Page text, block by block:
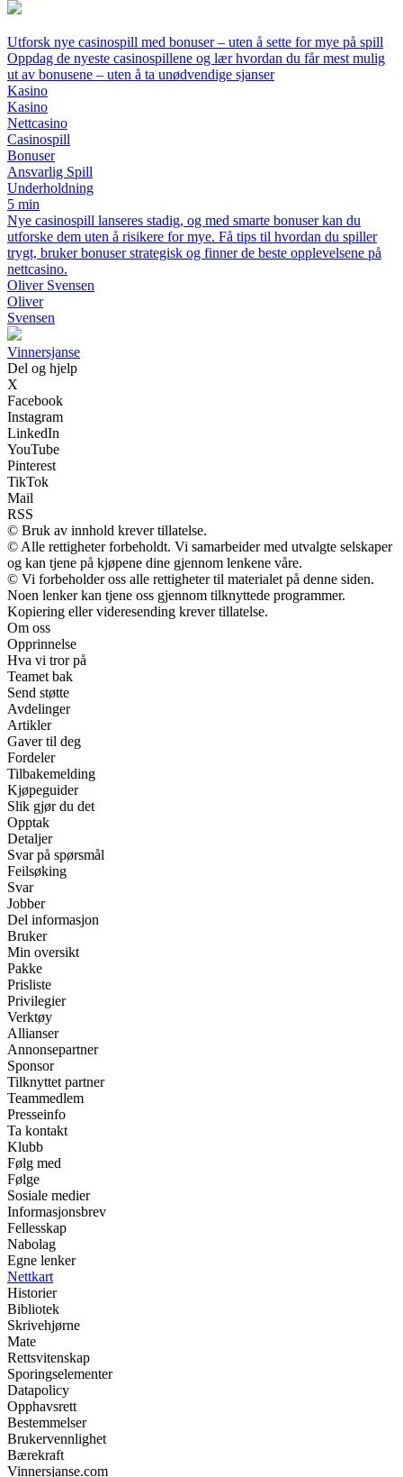
Utforsk nye casinospill med bonuser – uten å sette for mye på spill
Oppdag de nyeste casinospillene og lær hvordan du får mest mulig
ut av bonusene – uten å ta unødvendige sjanser
Kasino
Kasino
Nettcasino
Casinospill
Bonuser
Ansvarlig Spill
Underholdning
5 min
Nye casinospill lanseres stadig, og med smarte bonuser kan du
utforske dem uten å risikere for mye. Få tips til hvordan du spiller
trygt, bruker bonuser strategisk og finner de beste opplevelsene på
nettcasino.
Oliver Svensen
Oliver
Svensen
Vinnersjanse
Del og hjelp
X
Facebook
Instagram
LinkedIn
YouTube
Pinterest
TikTok
Mail
RSS
© Bruk av innhold krever tillatelse.
© Alle rettigheter forbeholdt. Vi samarbeider med utvalgte selskaper
og kan tjene på kjøpene dine gjennom lenkene våre.
© Vi forbeholder oss alle rettigheter til materialet på denne siden.
Noen lenker kan tjene oss gjennom tilknyttede programmer.
Kopiering eller videresending krever tillatelse.
Om oss
Opprinnelse
Hva vi tror på
Teamet bak
Send støtte
Avdelinger
Artikler
Gaver til deg
Fordeler
Tilbakemelding
Kjøpeguider
Slik gjør du det
Opptak
Detaljer
Svar på spørsmål
Feilsøking
Svar
Jobber
Del informasjon
Bruker
Min oversikt
Pakke
Prisliste
Privilegier
Verktøy
Allianser
Annonsepartner
Sponsor
Tilknyttet partner
Teammedlem
Presseinfo
Ta kontakt
Klubb
Følg med
Følge
Sosiale medier
Informasjonsbrev
Fellesskap
Nabolag
Egne lenker
Nettkart
Historier
Bibliotek
Skrivehjørne
Mate
Rettsvitenskap
Sporingselementer
Datapolicy
Opphavsrett
Bestemmelser
Brukervennlighet
Bærekraft
Vinnersjanse.com